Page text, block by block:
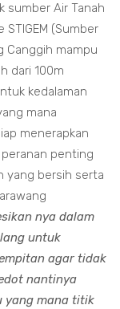
sumber Air Tanah
(Sumber
Canggih mampu
dari 100m
kedalaman
mana
menerapkan
peranan penting
yang bersih serta
nya dalam
untuk
agar tidak
nantinya
yang mana titik